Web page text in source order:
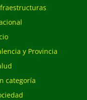
y Provincia
categoría